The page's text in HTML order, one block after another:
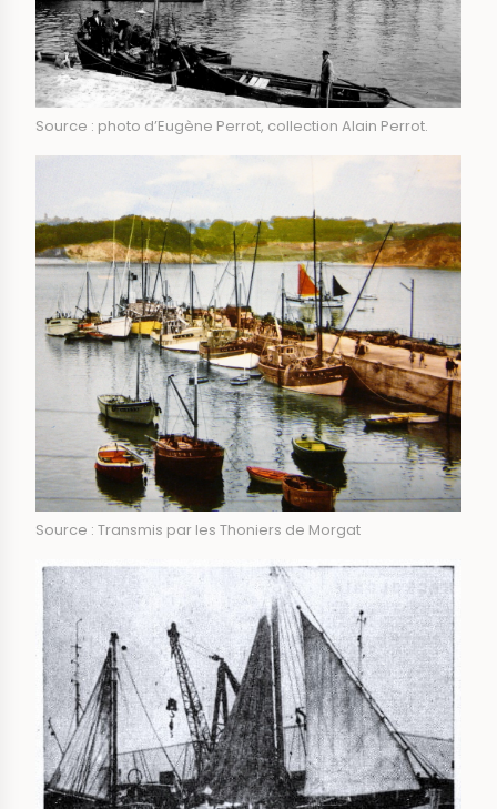
Source : photo d’Eugène Perrot, collection Alain Perrot.
Source : Transmis par les Thoniers de Morgat